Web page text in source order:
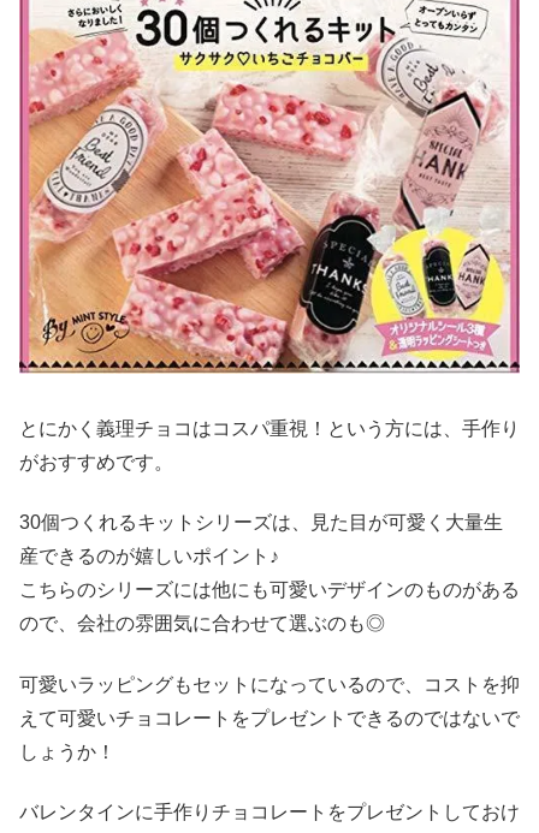
とにかく義理チョコはコスパ重視！という方には、手作り
がおすすめです。
30個つくれるキットシリーズは、見た目が可愛く大量生
産できるのが嬉しいポイント♪
こちらのシリーズには他にも可愛いデザインのものがある
ので、会社の雰囲気に合わせて選ぶのも◎
可愛いラッピングもセットになっているので、コストを抑
えて可愛いチョコレートをプレゼントできるのではないで
しょうか！
バレンタインに手作りチョコレートをプレゼントしておけ